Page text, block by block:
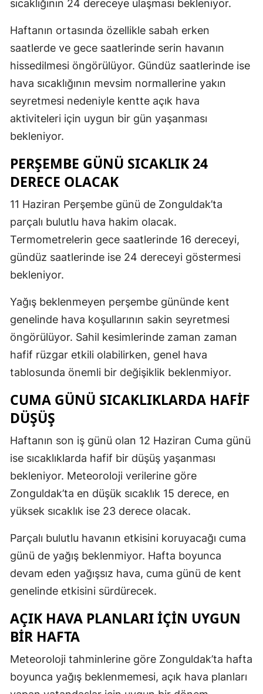
sıcaklığının 24 dereceye ulaşması bekleniyor.
Haftanın ortasında özellikle sabah erken
saatlerde ve gece saatlerinde serin havanın
hissedilmesi öngörülüyor. Gündüz saatlerinde ise
hava sıcaklığının mevsim normallerine yakın
seyretmesi nedeniyle kentte açık hava
aktiviteleri için uygun bir gün yaşanması
bekleniyor.
PERŞEMBE GÜNÜ SICAKLIK 24
DERECE OLACAK
11 Haziran Perşembe günü de Zonguldak’ta
parçalı bulutlu hava hakim olacak.
Termometrelerin gece saatlerinde 16 dereceyi,
gündüz saatlerinde ise 24 dereceyi göstermesi
bekleniyor.
Yağış beklenmeyen perşembe gününde kent
genelinde hava koşullarının sakin seyretmesi
öngörülüyor. Sahil kesimlerinde zaman zaman
hafif rüzgar etkili olabilirken, genel hava
tablosunda önemli bir değişiklik beklenmiyor.
CUMA GÜNÜ SICAKLIKLARDA HAFİF
DÜŞÜŞ
Haftanın son iş günü olan 12 Haziran Cuma günü
ise sıcaklıklarda hafif bir düşüş yaşanması
bekleniyor. Meteoroloji verilerine göre
Zonguldak’ta en düşük sıcaklık 15 derece, en
yüksek sıcaklık ise 23 derece olacak.
Parçalı bulutlu havanın etkisini koruyacağı cuma
günü de yağış beklenmiyor. Hafta boyunca
devam eden yağışsız hava, cuma günü de kent
genelinde etkisini sürdürecek.
AÇIK HAVA PLANLARI İÇİN UYGUN
BİR HAFTA
Meteoroloji tahminlerine göre Zonguldak’ta hafta
boyunca yağış beklenmemesi, açık hava planları